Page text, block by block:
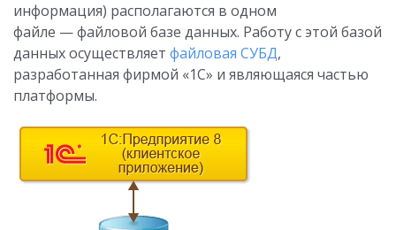
информация) располагаются в одном
файле — файловой базе данных. Работу с этой базой
данных осуществляет файловая СУБД,
разработанная фирмой «1С» и являющаяся частью
платформы.